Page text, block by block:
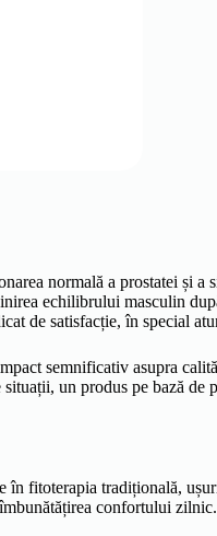
normală a prostatei
echilibrului masculin
de satisfacție, în special
semnificativ asupra
un produs pe bază
în fitoterapia tradițională,
confortului